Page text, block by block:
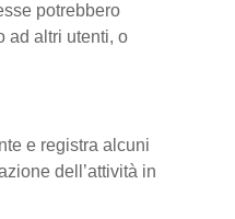
potrebbero
ad altri utenti, o
e registra alcuni
dell’attività in